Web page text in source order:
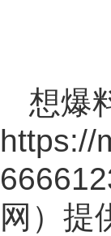
想爆
https://
网 ）提